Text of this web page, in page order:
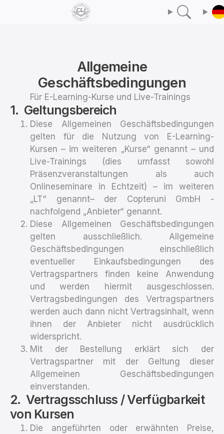
Allgemeine
Geschäftsbedingungen
Für E-Learning-Kurse und Live-Trainings
Geltungsbereich
Diese Allgemeinen Geschäftsbedingungen
gelten für die Nutzung von E-Learning-
Kursen – im weiteren „Kurse“ genannt – und
Live-Trainings (dies umfasst sowohl
Präsenzveranstaltungen als auch
Onlineseminare in Echtzeit) – im weiteren
„LT“ genannt– der Copteruni GmbH -
nachfolgend „Anbieter“ genannt.
Diese Allgemeinen Geschäftsbedingungen
gelten ausschließlich. Allgemeine
Geschäftsbedingungen einschließlich
eventueller Einkaufsbedingungen des
Vertragspartners finden keine Anwendung
und werden hiermit ausgeschlossen.
Vertragsbedingungen des Vertragspartners
werden auch dann nicht Vertragsinhalt, wenn
ihnen der Anbieter nicht ausdrücklich
widerspricht.
Mit der Bestellung erklärt sich der
Vertragspartner mit der Geltung dieser
Allgemeinen Geschäftsbedingungen
einverstanden.
Vertragsschluss / Verfügbarkeit
von Kursen
Die angeführten oder erwähnten Preise,